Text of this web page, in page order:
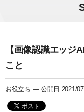
参考録画日数
価格（ライセンス体系）
対応カメラメーカー・デ
外部システムとの連携
3種類の録画モード
サポート
FAQ
ブログ
ブログ
お問い合わせ
【画像認識エッジ
こと
お役立ち — 公開日:2021/